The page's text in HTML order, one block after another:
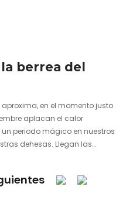
berrea del
en el momento justo
aplacan el calor
periodo mágico en nuestros
dehesas. Llegan las
de la vida salvaje, un grito de